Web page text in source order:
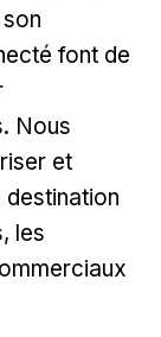
font de
Nous
et
les